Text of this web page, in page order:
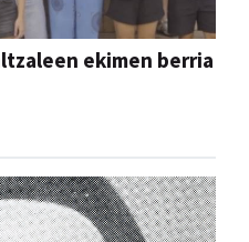
ekimen berria